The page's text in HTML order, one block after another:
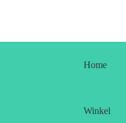
door
naar
Home
Winkel